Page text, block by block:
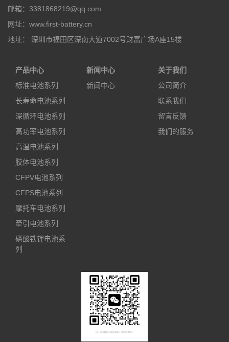
邮箱：3381868219@qq.com
网址：www.first-battery.cn
地址： 深圳市福田区深南大道7002号财富广场A座15楼
产品中心
标准电池系列
长寿命电池系列
深循环电池系列
高功率电池系列
高温电池系列
胶体电池系列
CFPV电池系列
CFPS电池系列
摩托车电池系列
牵引电池系列
磷酸铁锂电池系
列
新闻中心
新闻中心
关于我们
公司简介
联系我们
留言反馈
我们的服务